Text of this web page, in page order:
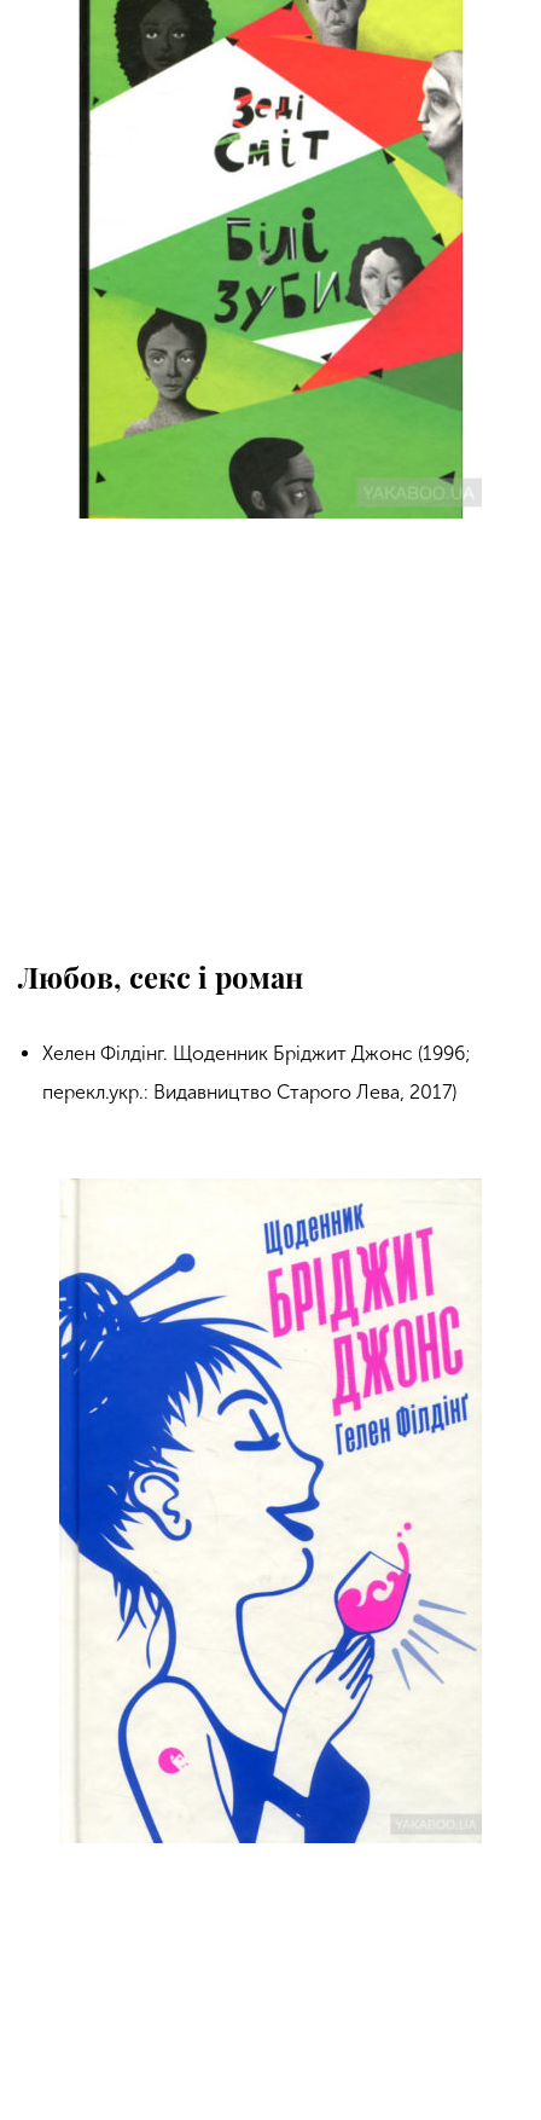
Любов, секс і роман
Хелен Філдінг. Щоденник Бріджит Джонс (1996;
перекл.укр.: Видавництво Старого Лева, 2017)